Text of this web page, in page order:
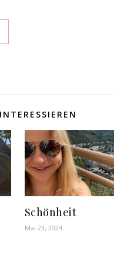
Schönheit
Mai 23, 2024